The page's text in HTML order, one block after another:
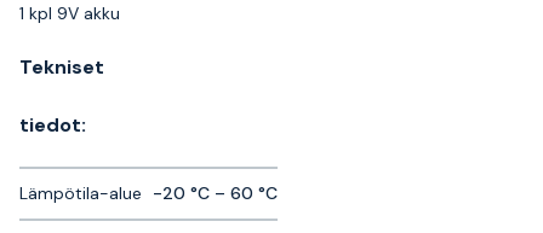
1 kpl 9V akku
Tekniset
tiedot:
Lämpötila-alue -20 °C – 60 °C